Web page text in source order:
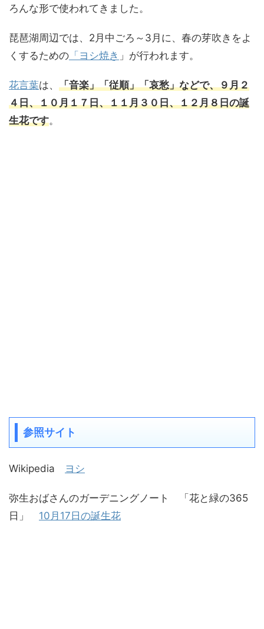
ろんな形で使われてきました。
琵琶湖周辺では、2月中ごろ～3月に、春の芽吹きをよ
くするための 「ヨシ焼き 」が行われます。
花言葉は、 「音楽」「従順」「哀愁」などで、９月２
４日、１０月１７日、１１月３０日、１２月８日の誕
生花です。
参照サイト
Wikipedia ヨシ
弥生おばさんのガーデニングノート 「花と緑の365
日」 10月17日の誕生花